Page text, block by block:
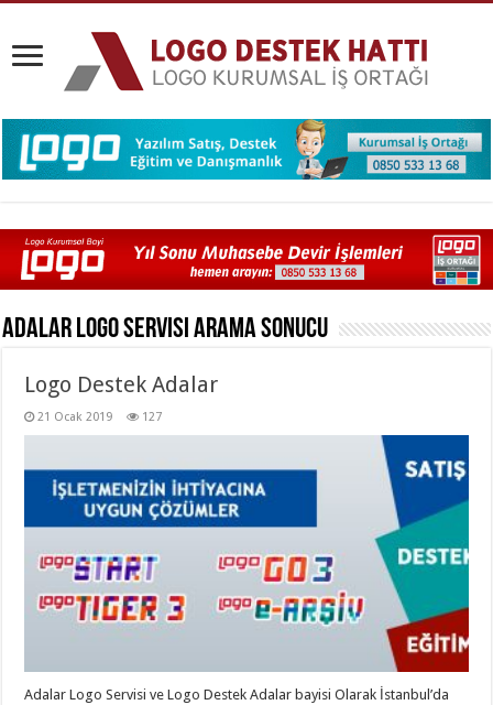
Adalar Logo ServisiArama Sonucu
Logo Destek Adalar
21 Ocak 2019 127
Adalar Logo Servisi ve Logo Destek Adalar bayisi Olarak İstanbul’da